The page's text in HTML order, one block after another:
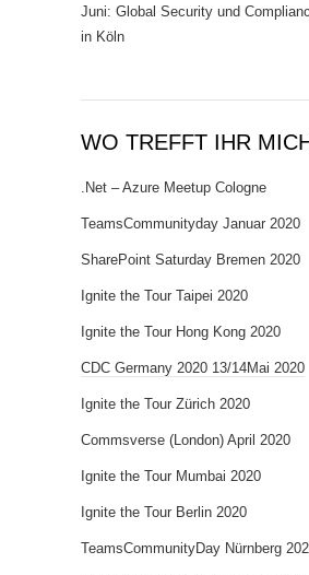
Juni: Global Security und
in Köln
WO TREFFT IHR
.Net – Azure Meetup Cologne
TeamsCommunityday Januar 2020
SharePoint Saturday Bremen 2020
Ignite the Tour Taipei 2020
Ignite the Tour Hong Kong 2020
CDC Germany 2020 13/14Mai 2020
Ignite the Tour Zürich 2020
Commsverse (London) April 2020
Ignite the Tour Mumbai 2020
Ignite the Tour Berlin 2020
TeamsCommunityDay Nürnberg